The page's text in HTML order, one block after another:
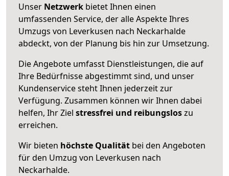
Unser Netzwerk bietet Ihnen einen
umfassenden Service, der alle Aspekte Ihres
Umzugs von Leverkusen nach Neckarhalde
abdeckt, von der Planung bis hin zur Umsetzung.
Die Angebote umfasst Dienstleistungen, die auf
Ihre Bedürfnisse abgestimmt sind, und unser
Kundenservice steht Ihnen jederzeit zur
Verfügung. Zusammen können wir Ihnen dabei
helfen, Ihr Ziel stressfrei und reibungsloszu
erreichen.
Wir bieten höchste Qualität bei den Angeboten
für den Umzug von Leverkusen nach
Neckarhalde.